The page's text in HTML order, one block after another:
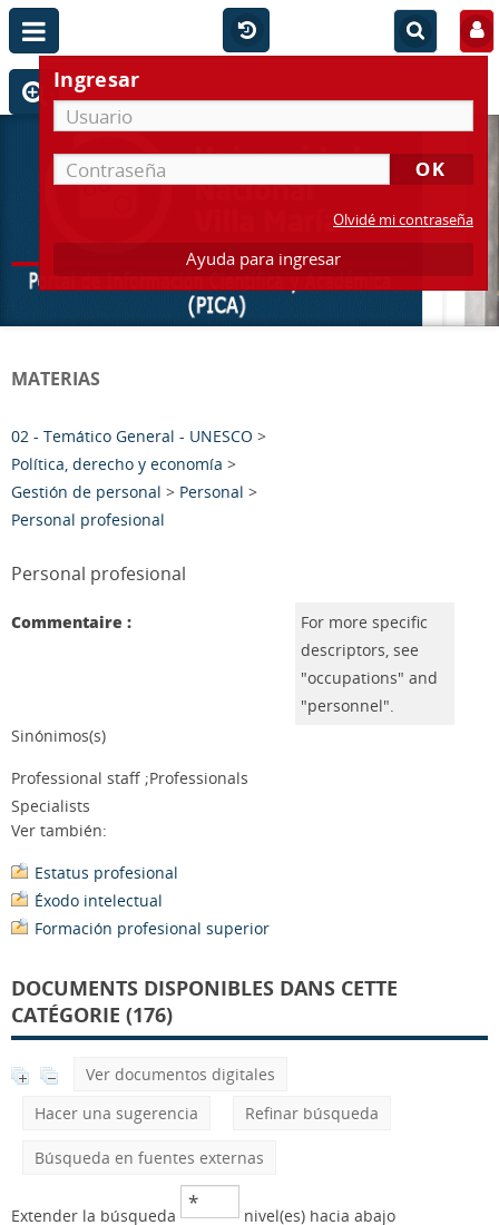
Ingresar
Olvidé mi contraseña
Ayuda para ingresar
MATERIAS
02 - Temático General - UNESCO >
Política, derecho y economía >
Gestión de personal > Personal >
Personal profesional
Personal profesional
Commentaire :
For more specific
descriptors, see
"occupations" and
"personnel".
Sinónimos(s)
Professional staff ;Professionals
Specialists
Ver también:
Estatus profesional
Éxodo intelectual
Formación profesional superior
DOCUMENTS DISPONIBLES DANS CETTE
CATÉGORIE (176)
Ver documentos digitales
Hacer una sugerencia
Refinar búsqueda
Búsqueda en fuentes externas
Extender la búsqueda nivel(es) hacia abajo